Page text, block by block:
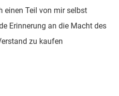
einen Teil von mir selbst
Erinnerung an die Macht des
zu kaufen